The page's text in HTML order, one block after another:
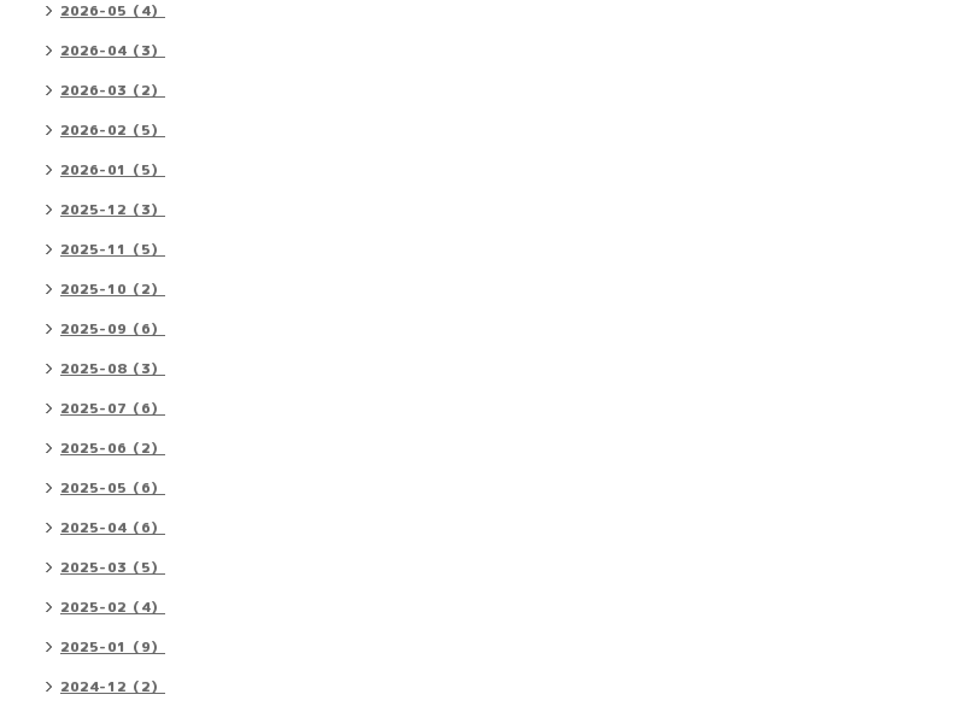
2026-05（4）
2026-04（3）
2026-03（2）
2026-02（5）
2026-01（5）
2025-12（3）
2025-11（5）
2025-10（2）
2025-09（6）
2025-08（3）
2025-07（6）
2025-06（2）
2025-05（6）
2025-04（6）
2025-03（5）
2025-02（4）
2025-01（9）
2024-12（2）